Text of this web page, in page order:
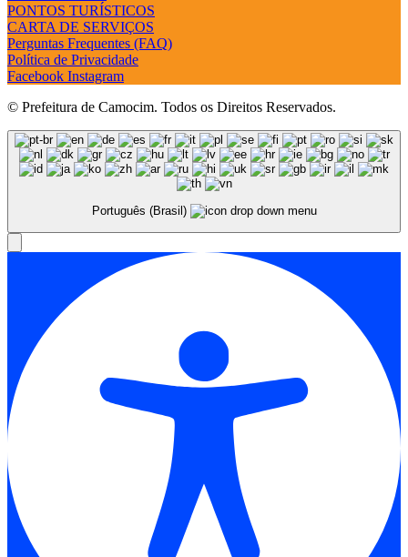
PONTOS TURÍSTICOS
CARTA DE SERVIÇOS
Perguntas Frequentes (FAQ)
Política de Privacidade
Facebook Instagram
© Prefeitura de Camocim. Todos os Direitos Reservados.
Português (Brasil)